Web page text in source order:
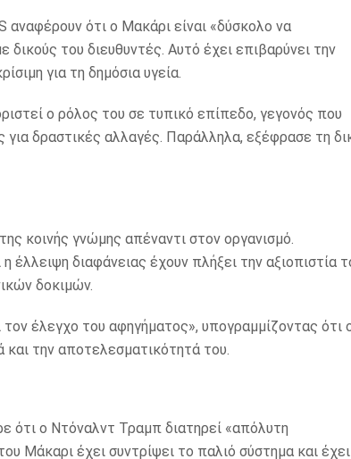
ότι ο Μακάρι είναι «δύσκολο να
του διευθυντές. Αυτό έχει επιβαρύνει την
για τη δημόσια υγεία.
ο ρόλος του σε τυπικό επίπεδο, γεγονός που
δραστικές αλλαγές. Παράλληλα, εξέφρασε τη
κοινής γνώμης απέναντι στον οργανισμό.
έλλειψη διαφάνειας έχουν πλήξει την αξιοπιστία
δοκιμών.
έλεγχο του αφηγήματος», υπογραμμίζοντας ότι
και την αποτελεσματικότητά του.
ο Ντόναλντ Τραμπ διατηρεί «απόλυτη
Μάκαρι έχει συντρίψει το παλιό σύστημα και έχει